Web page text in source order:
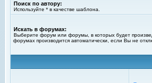
Поиск по автору:
Используйте * в качестве шаблона.
Искать в форумах:
Выберите форум или форумы, в которых будет
форумах производится автоматически, если Вы не